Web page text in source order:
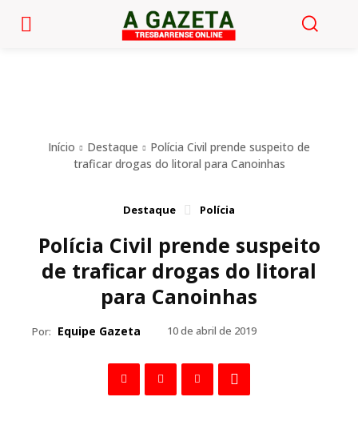
Início Destaque
Polícia Civil prende suspeito de
traficar drogas do litoral para Canoinhas
Destaque Polícia
Polícia Civil prende suspeito
de traficar drogas do litoral
para Canoinhas
Por: Equipe Gazeta 10 de abril de 2019